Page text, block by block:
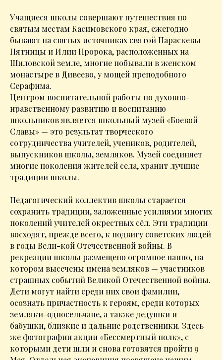
Учащиеся школы совершают путешествия по
святым местам Касимовского края, ежегодно
бывают на святых источниках святой Параскевы
Пятницы и Илии Пророка, расположенных на
Шиловской земле, многие побывали в женском
монастыре в Дивеево, у мощей преподобного
Серафима.
Центром воспитательной работы по духовно-
нравственному развитию и воспитанию
школьников является школьный музей «Боевой
Славы» — это результат творческого
сотрудничества учителей, учеников, родителей,
выпускников школы, земляков. Музей соединяет
многие поколения жителей села, хранит лучшие
традиции школы.
Педагогический коллектив школы старается
сохранить традиции, заложенные усилиями многих
поколений учителей окрестных сёл. Эти традиции
восходят, прежде всего, к подвигу советских людей
в годы Вели-кой Отечественной войны. В
рекреации школы размещено огромное панно, на
котором высечены имена земляков — участников
страшных событий Великой Отечественной войны.
Дети могут найти среди них свои фамилии,
осознать причастность к героям, среди которых
земляки-односельчане, а также дедушки и
бабушки, близкие и дальние родственники. Здесь
же фотографии акции «Бессмертный полк», с
которыми дети шли и снова готовятся пройти 9